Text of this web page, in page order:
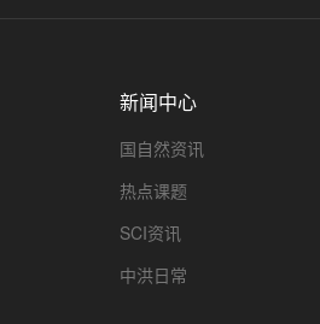
新闻中心
国自然资讯
热点课题
SCI资讯
中洪日常